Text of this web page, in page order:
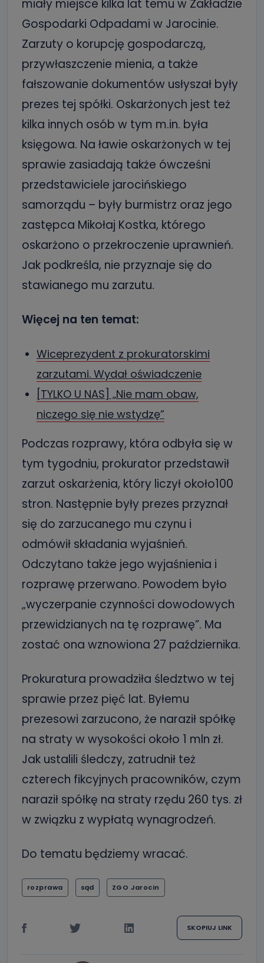
miały miejsce kilka lat temu w Zakładzie
Gospodarki Odpadami w Jarocinie.
Zarzuty o korupcję gospodarczą,
przywłaszczenie mienia, a także
fałszowanie dokumentów usłyszał były
prezes tej spółki. Oskarżonych jest też
kilka innych osób w tym m.in. była
księgowa. Na ławie oskarżonych w tej
sprawie zasiadają także ówcześni
przedstawiciele jarocińskiego
samorządu – były burmistrz oraz jego
zastępca Mikołaj Kostka, którego
oskarżono o przekroczenie uprawnień.
Jak podkreśla, nie przyznaje się do
stawianego mu zarzutu.
Więcej na ten temat:
Wiceprezydent z prokuratorskimi
zarzutami. Wydał oświadczenie
[TYLKO U NAS] „Nie mam obaw,
niczego się nie wstydzę”
Podczas rozprawy, która odbyła się w
tym tygodniu, prokurator przedstawił
zarzut oskarżenia, który liczył około100
stron. Następnie były prezes przyznał
się do zarzucanego mu czynu i
odmówił składania wyjaśnień.
Odczytano także jego wyjaśnienia i
rozprawę przerwano. Powodem było
„wyczerpanie czynności dowodowych
przewidzianych na tę rozprawę”. Ma
zostać ona wznowiona 27 października.
Prokuratura prowadziła śledztwo w tej
sprawie przez pięć lat. Byłemu
prezesowi zarzucono, że naraził spółkę
na straty w wysokości około 1 mln zł.
Jak ustalili śledczy, zatrudnił też
czterech fikcyjnych pracowników, czym
naraził spółkę na straty rzędu 260 tys. zł
w związku z wypłatą wynagrodzeń.
Do tematu będziemy wracać.
rozprawa sąd ZGO Jarocin
SKOPIUJ LINK